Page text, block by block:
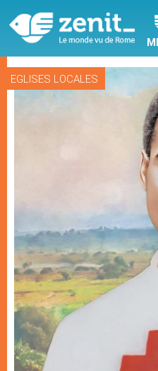
EGLISES LOCALES